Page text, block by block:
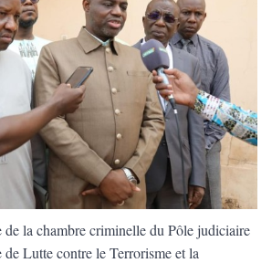
de la chambre criminelle du Pôle judiciaire
de Lutte contre le Terrorisme et la